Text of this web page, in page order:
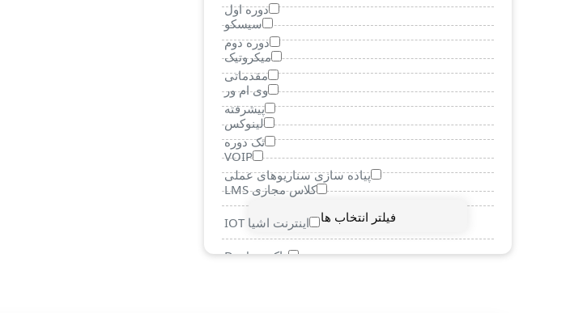
سیسکو
میکروتیک
وی ام ور
لینوکس
VOIP
کلاس مجازی LMS
اینترنت اشیا IOT
داکر Docker
دوره اول
دوره دوم
مقدماتی
پیشرفته
تک دوره
پیاده سازی سناریوهای عملی
فیلتر انتخاب ها